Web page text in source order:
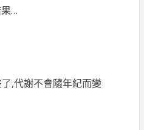
…
,代謝不會隨年紀而變